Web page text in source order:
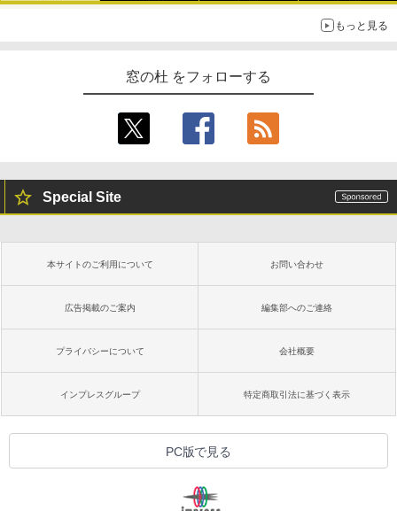
もっと見る
窓の杜 をフォローする
Special Site
本サイトのご利用について お問い合わせ
広告掲載のご案内 編集部へのご連絡
プライバシーについて 会社概要
インプレスグループ 特定商取引法に基づく表示
PC版で見る